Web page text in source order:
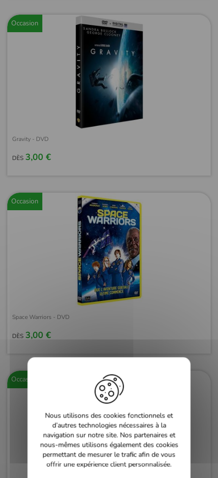
Occasion
Gravity - DVD
DÈS 3,00 €
Occasion
Space Warriors - DVD
DÈS 3,00 €
Occasion
Nous utilisons des cookies fonctionnels et
d’autres technologies nécessaires à la
navigation sur notre site. Nos partenaires et
nous-mêmes utilisons également des cookies
permettant de mesurer le trafic afin de vous
offrir une expérience client personnalisée.